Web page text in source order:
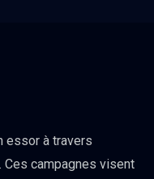
essor à travers
Ces campagnes visent